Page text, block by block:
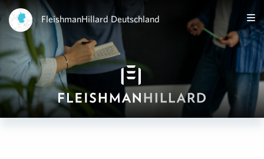
FleishmanHillard Deutschland